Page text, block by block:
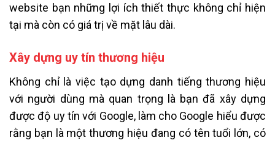
website bạn những lợi ích thiết thực không chỉ hiện
tại mà còn có giá trị về mặt lâu dài.
Xây dựng uy tín thương hiệu
Không chỉ là việc tạo dựng danh tiếng thương hiệu
với người dùng mà quan trọng là bạn đã xây dựng
được độ uy tín với Google, làm cho Google hiểu được
rằng bạn là một thương hiệu đang có tên tuổi lớn, có